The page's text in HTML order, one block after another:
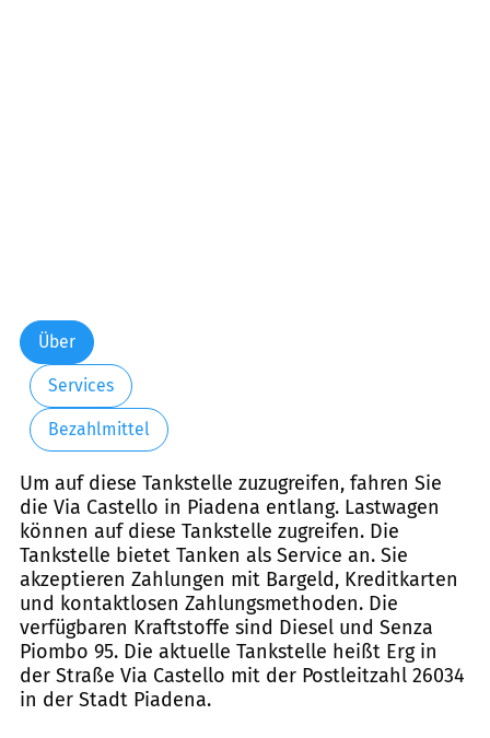
Über
Services
Bezahlmittel
Um auf diese Tankstelle zuzugreifen, fahren Sie
die Via Castello in Piadena entlang. Lastwagen
können auf diese Tankstelle zugreifen. Die
Tankstelle bietet Tanken als Service an. Sie
akzeptieren Zahlungen mit Bargeld, Kreditkarten
und kontaktlosen Zahlungsmethoden. Die
verfügbaren Kraftstoffe sind Diesel und Senza
Piombo 95. Die aktuelle Tankstelle heißt Erg in
der Straße Via Castello mit der Postleitzahl 26034
in der Stadt Piadena.